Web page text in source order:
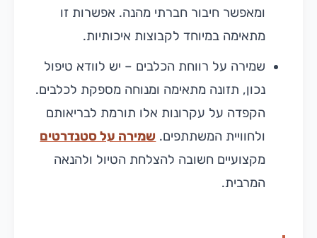
ומאפשר חיבור חברתי מהנה. אפשרות זו
מתאימה במיוחד לקבוצות איכותיות.
שמירה על רווחת הכלבים – יש לוודא טיפול
נכון, תזונה מתאימה ומנוחה מספקת לכלבים.
הקפדה על עקרונות אלו תורמת לבריאותם
ולחוויית המשתתפים. שמירה על סטנדרטים
מקצועיים חשובה להצלחת הטיול ולהנאה
המרבית.